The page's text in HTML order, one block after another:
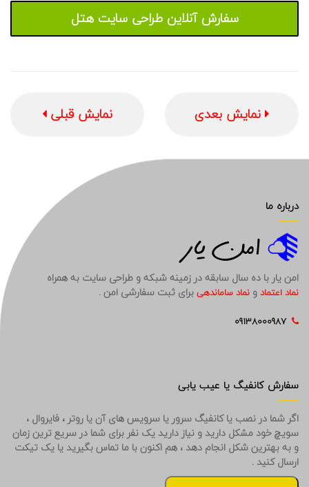
سفارش آنلاین طراحی سایت هتل
نمایش بعدی نمایش قبلی
درباره ما
امن یار با ده سال سابقه در زمینه شبکه و طراحی سایت به همراه
نماد اعتمادو نماد ساماندهیبرای ثبت سفارشی امن .
سفارش کانفیگ یا عیب یابی
اگر شما در نصب یا کانفیگ سرور یا سرویس های آن یا روتر ، فایروال ،
سویچ خود مشکل دارید و نیاز دارید یک نفر برای شما در سریع ترین زمان
و به بهترین شکل انجام دهد ، هم اکنون با ما تماس بگیرید یا یک تیکت
ارسال کنید .